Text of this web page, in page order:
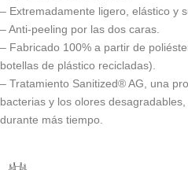
– Extremadamente ligero, elástico y
– Anti-peeling por las dos caras.
– Fabricado 100% a partir de
botellas de plástico recicladas).
– Tratamiento Sanitized® AG, una
bacterias y los olores
durante más tiempo.